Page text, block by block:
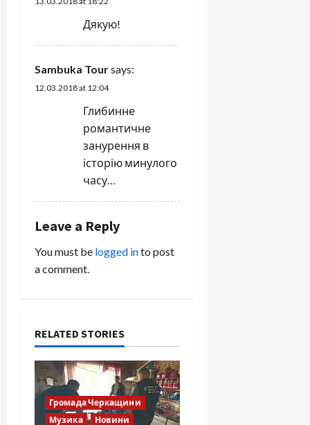
Дякую!
Sambuka Toursays:
12.03.2018 at 12:04
Глибинне
романтичне
занурення в
історію минулого
часу…
Leave a Reply
You must be logged into post
a comment.
RELATED STORIES
Громада Черкащини
Музика
Новини